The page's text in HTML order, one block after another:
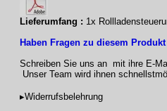
Lieferumfang : 1x
Haben Fragen zu diesem
Schreiben Sie uns an mit ihre E-
Unser Team wird ihnen
▸Widerrufsbelehrung